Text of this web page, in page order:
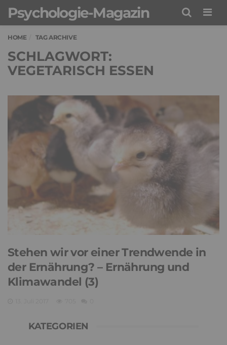
Psychologie-Magazin
HOME TAG ARCHIVE
SCHLAGWORT:
VEGETARISCH ESSEN
Stehen wir vor einer Trendwende in
der Ernährung? – Ernährung und
Klimawandel (3)
KATEGORIEN